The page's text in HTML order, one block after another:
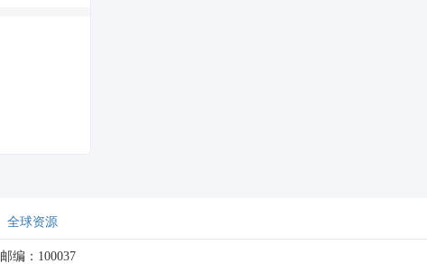
全球资源
邮编：100037